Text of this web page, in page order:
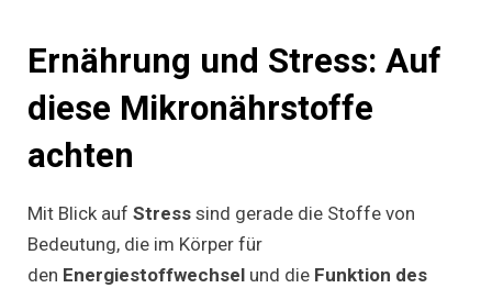
Ernährung und Stress: Auf
diese Mikronährstoffe
achten
Mit Blick auf Stress sind gerade die Stoffe von
Bedeutung, die im Körper für
den Energiestoffwechsel und die Funktion des